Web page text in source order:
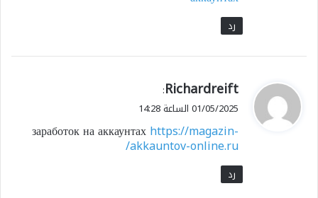
رد
ي
ق
ل
Richardreift
:
01/05/2025 الساعة 14:28
заработок на аккаунтахhttps://magazin-
akkauntov-online.ru/
رد